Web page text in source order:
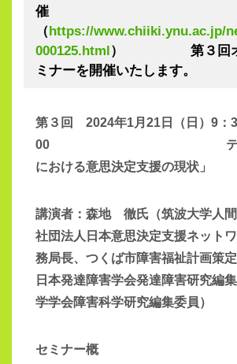
催
（https://www.chiiki.ynu.ac.jp/
000125.html） 第３回オ
ミナーを開催いたします。
第３回 2024年1月21日（日）9：
00 テーマ：
における意思決定支援の現状」
講演者：森地 徹氏（筑波大学人
社団法人日本意思決定支援ネット
務局長、つくば市障害福祉計画策定
日本発達障害学会発達障害研究編
学学会障害科学研究編集委員）
セミナー概